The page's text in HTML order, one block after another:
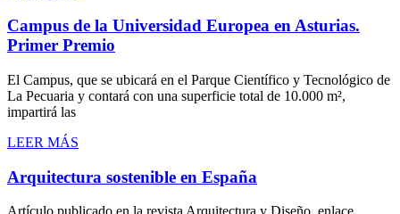
Campus de la Universidad Europea en Asturias.
Primer Premio
El Campus, que se ubicará en el Parque Científico y Tecnológico de
La Pecuaria y contará con una superficie total de 10.000 m²,
impartirá las
LEER MÁS
Arquitectura sostenible en España